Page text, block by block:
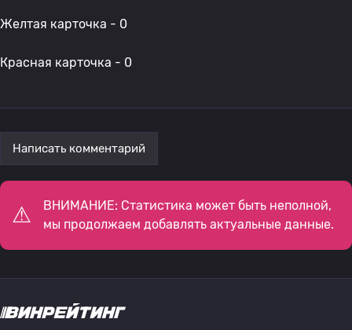
Желтая карточка - 0
Красная карточка - 0
Написать комментарий
ВНИМАНИЕ: Статистика может быть неполной,
мы продолжаем добавлять актуальные данные.